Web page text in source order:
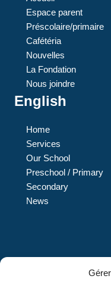
Espace parent
Préscolaire/primaire
Cafétéria
Nouvelles
La Fondation
Nous joindre
English
Home
Services
Our School
Preschool / Primary
Secondary
News
L’École L’Eau-Vive est